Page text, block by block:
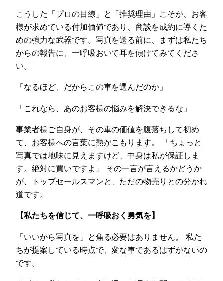
こうした「プロの目線」と「推奨理由」こそが、お客
様が求めている付加価値であり、商談を成約に導くた
めの強力な武器です。写真を送る前に、まずは私たち
からの報告に、一呼吸おいて耳を傾けてみてくださ
い。
「なるほど、だからこの車を選んだのか」
「これなら、あのお客様の悩みを解決できるな」
事業者様ご自身が、その車の価値を腹落ちして初め
て、お客様への言葉に熱がこもります。 「ちょっと
写真では地味に見えますけど、中身は私が保証しま
す。絶対に買いですよ」 その一言が言えるかどうか
が、トップセールスマンと、ただの物売りとの分かれ
道です。
【私たちを信じて、一呼吸おく勇気を】
「いいから写真を」と焦る必要はありません。 私た
ちが提案している時点で、変な車であるはずがないの
です。